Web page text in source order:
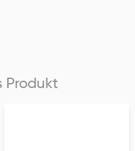
Produkt